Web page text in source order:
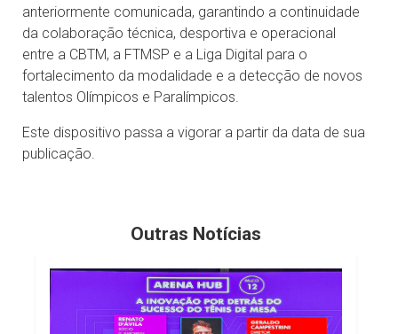
anteriormente comunicada, garantindo a continuidade
da colaboração técnica, desportiva e operacional
entre a CBTM, a FTMSP e a Liga Digital para o
fortalecimento da modalidade e a detecção de novos
talentos Olímpicos e Paralímpicos.
Este dispositivo passa a vigorar a partir da data de sua
publicação.
Outras Notícias